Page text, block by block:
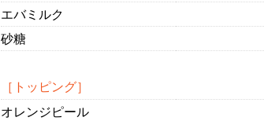
エバミルク
砂糖
［トッピング］
オレンジピール